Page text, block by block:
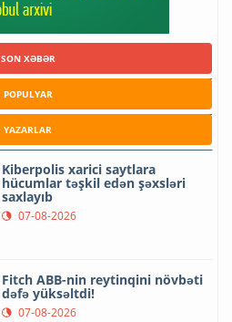
SON XƏBƏR
POPULYAR
YAZARLAR
Kiberpolis xarici saytlara
hücumlar təşkil edən şəxsləri
saxlayıb
07-08-2026
Fitch ABB-nin reytinqini növbəti
dəfə yüksəltdi!
07-08-2026